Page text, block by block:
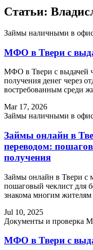
Статьи:
Займы наличными в
МФО в Твери с
МФО в Твери с выдачей
получения денег через
востребованным среди
Mar 17, 2026
Займы наличными в
Займы онлайн в
переводом:
получения
Займы онлайн в Твери с
пошаговый чеклист для
знакома многим
Jul 10, 2025
Документы и проверка
МФО в Твери с